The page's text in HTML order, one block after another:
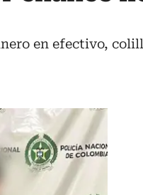
en efectivo,